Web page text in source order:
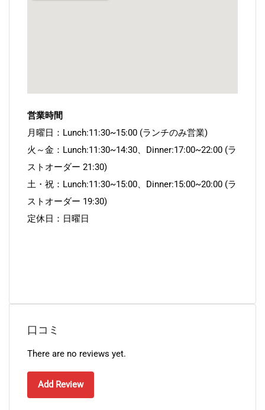
営業時間
月曜日：Lunch:11:30~15:00 (ランチのみ営業)
火～金：Lunch:11:30~14:30、Dinner:17:00~22:00 (ラ
ストオーダー 21:30)
土・祝：Lunch:11:30~15:00、Dinner:15:00~20:00 (ラ
ストオーダー 19:30)
定休日：日曜日
口コミ
There are no reviews yet.
Add Review